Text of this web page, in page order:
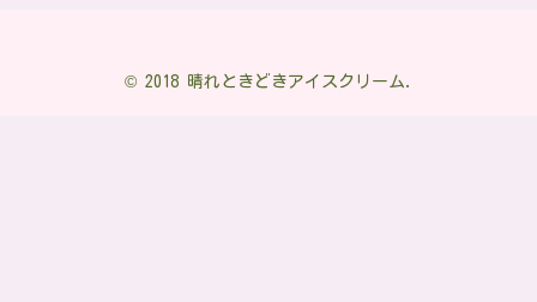
© 2018 晴れときどきアイスクリーム.